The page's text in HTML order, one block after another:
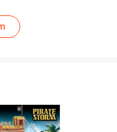
tai nạn
logic